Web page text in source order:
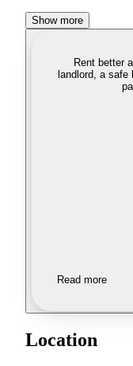
Show more
Rent better
landlord, a safe
Read more
Location